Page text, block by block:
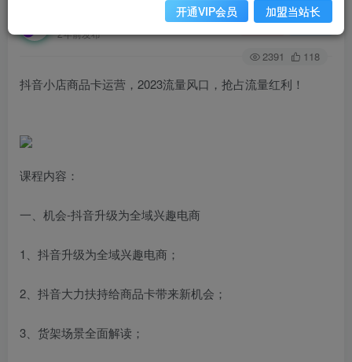
2年前发布
关注 私信
2391 118
抖音小店商品卡运营，2023流量风口，抢占流量红利！
课程内容：
一、机会-抖音升级为全域兴趣电商
1、抖音升级为全域兴趣电商；
2、抖音大力扶持给商品卡带来新机会；
3、货架场景全面解读；
开通VIP会员 加盟当站长